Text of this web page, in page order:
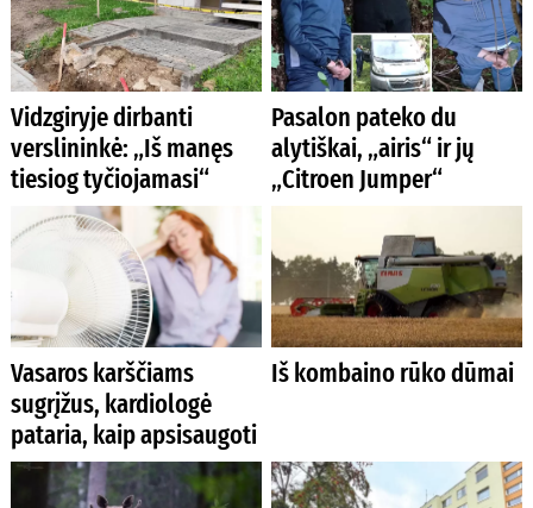
Vidzgiryje dirbanti
verslininkė: „Iš manęs
tiesiog tyčiojamasi“
Pasalon pateko du
alytiškai, „airis“ ir jų
„Citroen Jumper“
Vasaros karščiams
sugrįžus, kardiologė
pataria, kaip apsisaugoti
Iš kombaino rūko dūmai